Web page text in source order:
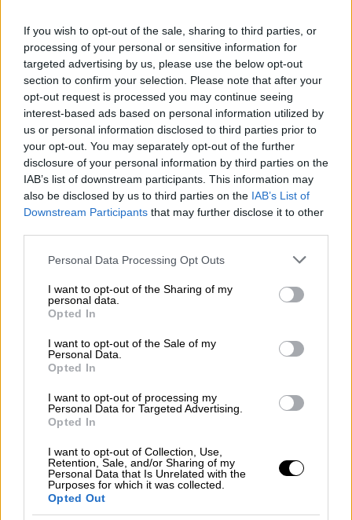
If you wish to opt-out of the sale, sharing to third parties, or
processing of your personal or sensitive information for
targeted advertising by us, please use the below opt-out
section to confirm your selection. Please note that after your
opt-out request is processed you may continue seeing
interest-based ads based on personal information utilized by
us or personal information disclosed to third parties prior to
your opt-out. You may separately opt-out of the further
disclosure of your personal information by third parties on the
IAB’s list of downstream participants. This information may
also be disclosed by us to third parties on the IAB’s List of
Downstream Participants that may further disclose it to other
Please note that this website/app uses one or more Google
not limited to your visit or usage behaviour. You may click to
grant or deny consent to Google and its third-party tags to
use your data for below specified purposes in below Google
consent section.
Personal Data Processing Opt Outs
I want to opt-out of the Sharing of my
personal data.
Opted In
I want to opt-out of the Sale of my
Personal Data.
Opted In
I want to opt-out of processing my
Personal Data for Targeted Advertising.
Opted In
I want to opt-out of Collection, Use,
Retention, Sale, and/or Sharing of my
Personal Data that Is Unrelated with the
Purposes for which it was collected.
Opted Out
μπορούσε να είναι καλύτερο από το να
δώσουμε τον λόγο σε μια ξένη που, από τη
δική της λαθραία θέση, χρησιμοποιεί τη
γλώσσα με απόλυτη ελευθερία, χωρίς να
υποτάσσεται σε γλωσσικούς, ηθικούς ή
πολιτιστικούς περιορισμούς; Έτσι έφτασα
να δώσω ζωή σε αυτή την Κασσάνδρα, η
οποία δεν είναι πλέον αιχμάλωτη του ενός ή
του άλλου είδους αλλά παίρνει την
ελευθερία της στα χέρια της. Θα δείτε ότι
αυτή η Κασσάνδρα δεν έχει διαβατήριο, και
αυτό της επιτρέπει να διαβεί όλες τις
Εντέλει, η Κασσάνδρα δεν είναι αιχμάλωτη
καμιάς εποχής. Ακούγοντας κανείς την
Κασσάνδρα καταλαβαίνει ότι η ελευθερία
που την ορίζει δεν είναι ιδανικό προς
επίτευξη, αλλά μια κατασκευή που η ίδια
κατάφερε να σφυρηλατήσει με τόση
ομορφιά. Με τον ίδιο τρόπο που, όπως
Μποβαρύ ήταν ο ίδιος, θα ήθελα να μπορώ κι
εγώ να πω: "H Κασσάνδρα είμαι εγώ"»
σημειώνει ο Σέρχιο Μπλάνκο.